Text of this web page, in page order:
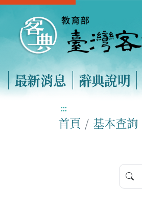
最新消息 辭典說明
:::
首頁 基本查詢